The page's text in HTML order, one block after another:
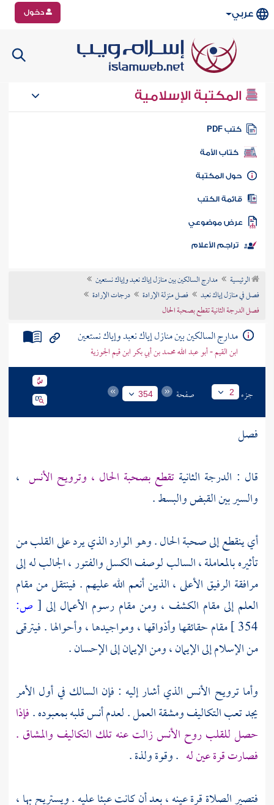
عربي دخول
المكتبة الإسلامية
كتب PDF
كتاب الأمة
المكتبة
الكتب
موضوعي
تراجم الأعلام
الرئيسية
مدارج السالكين بين منازل إياك نعبد وإياك نستعين
فصل في منازل إياك نعبد
فصل منزلة الإرادة
درجات الإرادة
فصل الدرجة الثانية تقطع بصحبة الحال
مدارج السالكين بين منازل إياك نعبد وإياك نستعين
ابن القيم - أبو عبد الله محمد بن أبي بكر ابن قيم الجوزية
جزء 2 صفحة 354
فصل
قال : الدرجة الثانية تقطع بصحبة الحال ، وترويح الأنس ،
والسير بين القبض والبسط .
أي ينقطع إلى صحبة الحال . وهو الوارد الذي يرد على القلب من
تأثيره بالمعاملة ، السالب لوصف الكسل والفتور ، الجالب له إلى
مرافقة الرفيق الأعلى ، الذين أنعم الله عليهم . فينتقل من مقام
العلم إلى مقام الكشف ، ومن مقام رسوم الأعمال إلى [ ص:
354 ] مقام حقائقها وأذواقها ، ومواجيدها ، وأحوالها . فيترقى
من الإسلام إلى الإيمان ، ومن الإيمان إلى الإحسان .
وأما ترويح الأنس الذي أشار إليه : فإن السالك في أول الأمر
يجد تعب التكاليف ومشقة العمل . لعدم أنس قلبه بمعبوده .فإذا
حصل للقلب روح الأنس زالت عنه تلك التكاليف والمشاق .
فصارت قرة عين له . وقوة ولذة .
فتصير الصلاة قرة عينه ، بعد أن كانت عبئا عليه . ويستريح بها ،